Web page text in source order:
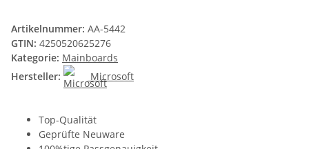
Artikelnummer: AA-5442
GTIN: 4250520625276
Kategorie: Mainboards
Hersteller:
Microsoft
Top-Qualität
Geprüfte Neuware